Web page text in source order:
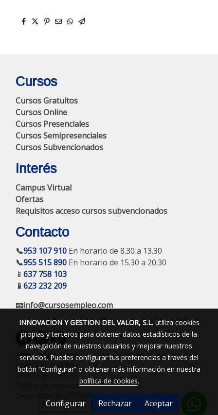
Cursos
Cursos Gratuitos
Cursos Online
Cursos Presenciales
Cursos Semipresenciales
Cursos Subvencionados
Interés
Campus Virtual
Ofertas
Requisitos acceso cursos subvencionados
Contacto
📞953 107 910 En horario de 8.30 a 13.30
📞955 515 890 En horario de 15.30 a 20.30
📱 637 758 103
📱 623 232 209
📧info@cursosempleo.com
Aviso legal
Política de cookies
Gestión de cookies
Política de privacidad
Declaración de accesibilidad
INNOVACION Y GESTION DEL VALOR, S.L.utiliza cookies
propias y terceros para obtener datos estadísticos de la
navegación de nuestros usuarios y mejorar nuestros
servicios. Puedes configurar tus preferencias a través del
botón “Configurar” o obtener más información en nuestra
política de cookies.
Configurar Rechazar Aceptar